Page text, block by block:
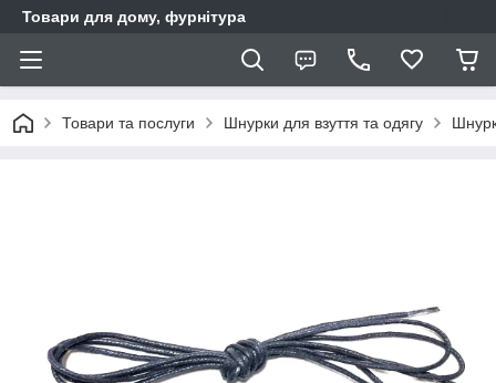
Товари для дому, фурнітура
Товари та послуги Шнурки для взуття та одягу